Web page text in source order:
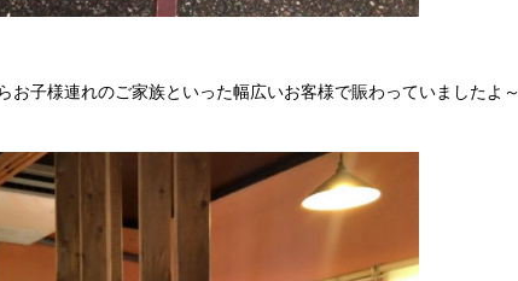
子様連れのご家族といった幅広いお客様で賑わっていましたよ～